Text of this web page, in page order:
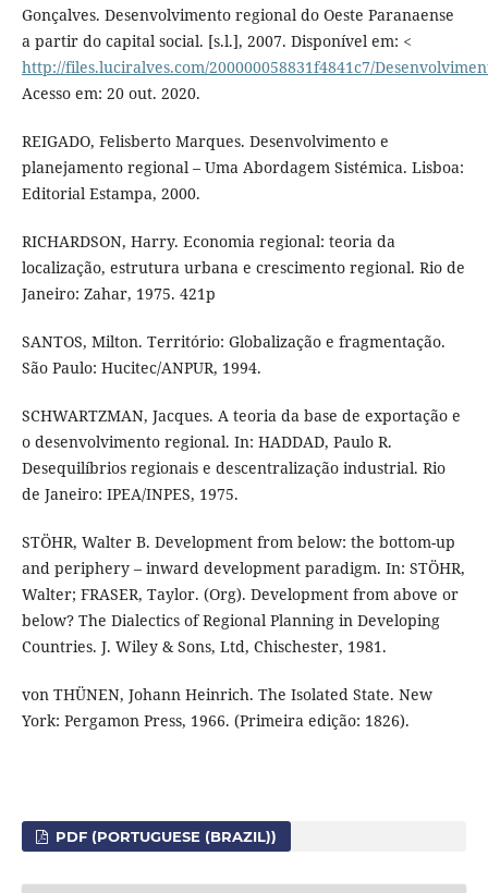
Gonçalves. Desenvolvimento regional do Oeste Paranaense
a partir do capital social. [s.l.], 2007. Disponível em: <
http://files.luciralves.com/200000058831f4841c7/
Acesso em: 20 out. 2020.
REIGADO, Felisberto Marques. Desenvolvimento e
planejamento regional – Uma Abordagem Sistémica. Lisboa:
Editorial Estampa, 2000.
RICHARDSON, Harry. Economia regional: teoria da
localização, estrutura urbana e crescimento regional. Rio de
Janeiro: Zahar, 1975. 421p
SANTOS, Milton. Território: Globalização e fragmentação.
São Paulo: Hucitec/ANPUR, 1994.
SCHWARTZMAN, Jacques. A teoria da base de exportação e
o desenvolvimento regional. In: HADDAD, Paulo R.
Desequilíbrios regionais e descentralização industrial. Rio
de Janeiro: IPEA/INPES, 1975.
STÖHR, Walter B. Development from below: the bottom-up
and periphery – inward development paradigm. In: STÖHR,
Walter; FRASER, Taylor. (Org). Development from above or
below? The Dialectics of Regional Planning in Developing
Countries. J. Wiley & Sons, Ltd, Chischester, 1981.
von THÜNEN, Johann Heinrich. The Isolated State. New
York: Pergamon Press, 1966. (Primeira edição: 1826).
PDF (PORTUGUESE (BRAZIL))